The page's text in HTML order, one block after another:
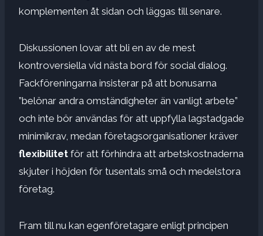
komplementen åt sidan och läggas till senare.
Diskussionen lovar att bli en av de mest
kontroversiella vid nästa bord för social dialog.
Fackföreningarna insisterar på att bonusarna
”belönar andra omständigheter än vanligt arbete”
och inte bör användas för att uppfylla lagstadgade
minimikrav, medan företagsorganisationer kräver
flexibilitet för att förhindra att arbetskostnaderna
skjuter i höjden för tusentals små och medelstora
företag.
Fram till nu kan egenföretagare enligt principen